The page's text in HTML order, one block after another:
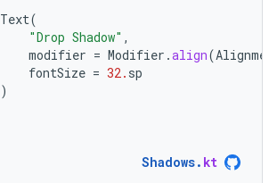
Text(
"Drop Shadow" ,
modifier = Modifier .align(
fontSize = 32. sp
)
Shadows. kt